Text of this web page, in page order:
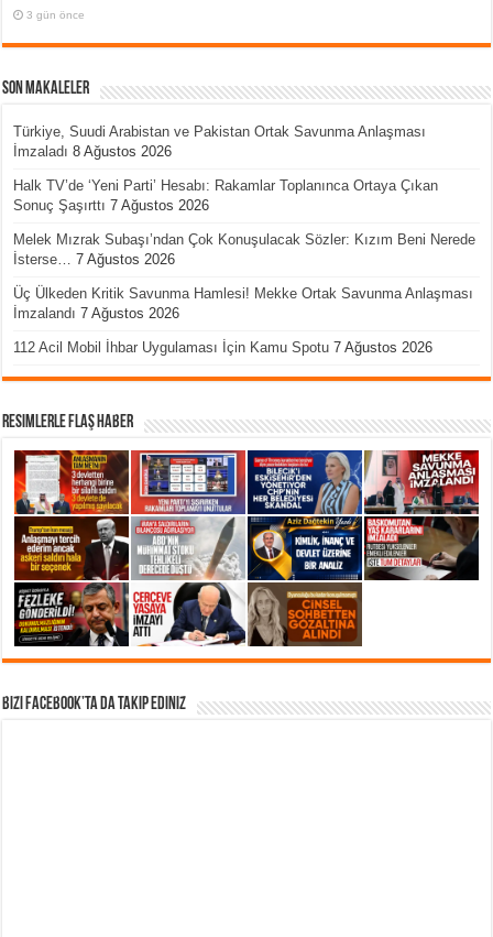
3 gün önce
Son Makaleler
Türkiye, Suudi Arabistan ve Pakistan Ortak Savunma Anlaşması
İmzaladı 8 Ağustos 2026
Halk TV’de ‘Yeni Parti’ Hesabı: Rakamlar Toplanınca Ortaya Çıkan
Sonuç Şaşırttı 7 Ağustos 2026
Melek Mızrak Subaşı’ndan Çok Konuşulacak Sözler: Kızım Beni Nerede
İsterse…
7 Ağustos 2026
Üç Ülkeden Kritik Savunma Hamlesi! Mekke Ortak Savunma Anlaşması
İmzalandı 7 Ağustos 2026
112 Acil Mobil İhbar Uygulaması İçin Kamu Spotu 7 Ağustos 2026
Resimlerle Flaş Haber
Bizi Facebook’ta da takip Ediniz